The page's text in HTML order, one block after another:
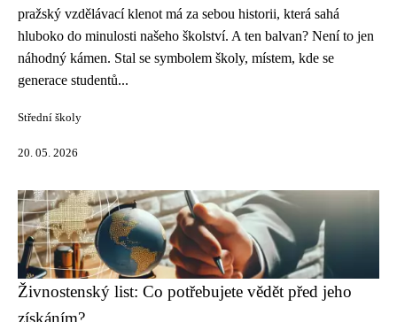
pražský vzdělávací klenot má za sebou historii, která sahá
hluboko do minulosti našeho školství. A ten balvan? Není to jen
náhodný kámen. Stal se symbolem školy, místem, kde se
generace studentů...
Střední školy
20. 05. 2026
Živnostenský list: Co potřebujete vědět před jeho
získáním?